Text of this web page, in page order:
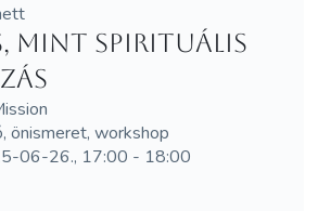
mint spirituális
önismeret, workshop
06-26., 17:00 - 18:00